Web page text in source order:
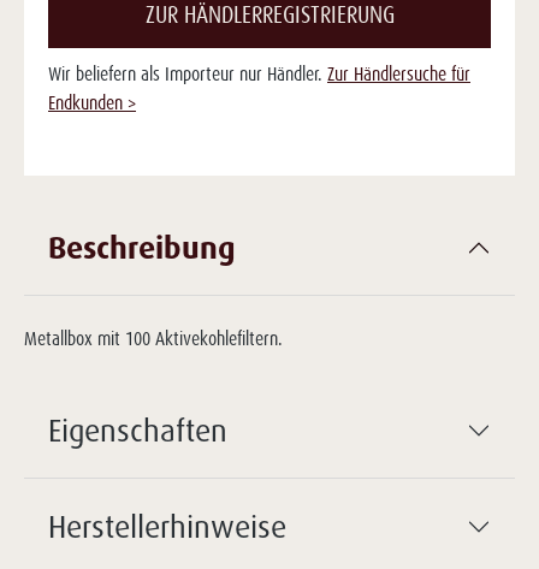
ZUR HÄNDLERREGISTRIERUNG
Wir beliefern als Importeur nur Händler. Zur Händlersuche für
Endkunden >
Beschreibung
Metallbox mit 100 Aktivekohlefiltern.
Eigenschaften
Herstellerhinweise